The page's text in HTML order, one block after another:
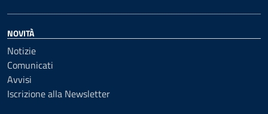
NOVITÀ
Notizie
Comunicati
Avvisi
Iscrizione alla Newsletter